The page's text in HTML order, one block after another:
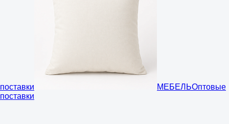
поставки МЕБЕЛЬОптовые
поставки